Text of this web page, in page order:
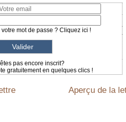
mot de passe ? Cliquez ici !
pas encore inscrit?
gratuitement en quelques clics !
Aperçu de la